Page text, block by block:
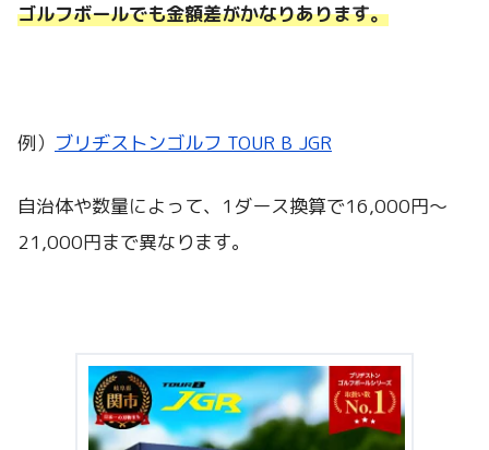
ゴルフボールでも金額差がかなりあります。
例） ブリヂストンゴルフ TOUR B JGR
自治体や数量によって、1ダース換算で16,000円～
21,000円まで異なります。